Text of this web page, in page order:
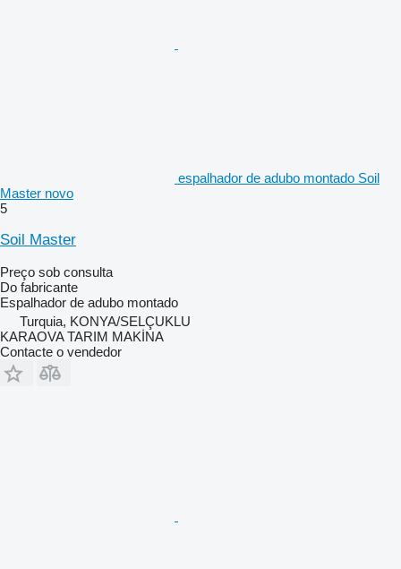
espalhador de adubo montado Soil
Master novo
5
Soil Master
Preço sob consulta
Do fabricante
Espalhador de adubo montado
Turquia, KONYA/SELÇUKLU
KARAOVA TARIM MAKİNA
Contacte o vendedor